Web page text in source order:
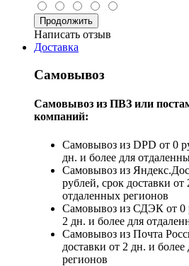
Продолжить
Написать отзыв
Доставка
Самовывоз
Самовывоз из ПВЗ или
компаний:
Самовывоз из DPD от 0
дн. и более для
Самовывоз из
рублей, срок доставки от
отдаленных регионов
Самовывоз из СДЭК от 0
2 дн. и более для
Самовывоз из Почта
доставки от 2 дн. и
регионов